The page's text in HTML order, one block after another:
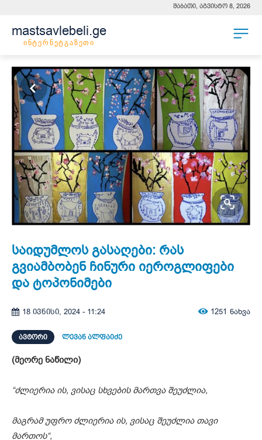
შაბათი, აგვისტო 8, 2026
mastsavlebeli.ge
ინტერნეტგაზეთი
საიდუმლოს გასაღები: რას
გვიამბობენ ჩინური იეროგლიფები
და ტოპონიმები
18 ივნისი, 2024 - 11:24 1251 ნახვა
ᲐᲕᲢᲝᲠᲘ ლევან ალფაიძე
(მეორე ნაწილი)
“ძლიერია ის, ვისაც სხვების მართვა შეუძლია,
მაგრამ უფრო ძლიერია ის, ვისაც შეუძლია თავი
მართოს“,